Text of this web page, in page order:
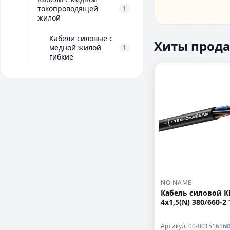
токопроводящей
жилой
1
Кабели силовые с
медной жилой
гибкие
1 Хиты
NO NAME
Кабель силовой
4х1,5(N) 380/660-2
Артикул: 00-00151616